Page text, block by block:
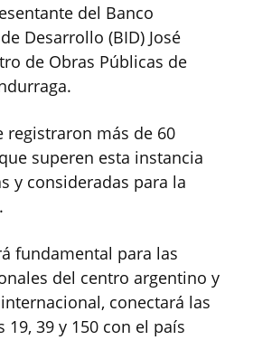
del Banco
Desarrollo (BID) José
de Obras Públicas de
registraron más de 60
superen esta instancia
y consideradas para la
fundamental para las
del centro argentino y
conectará las
19, 39 y 150 con el país